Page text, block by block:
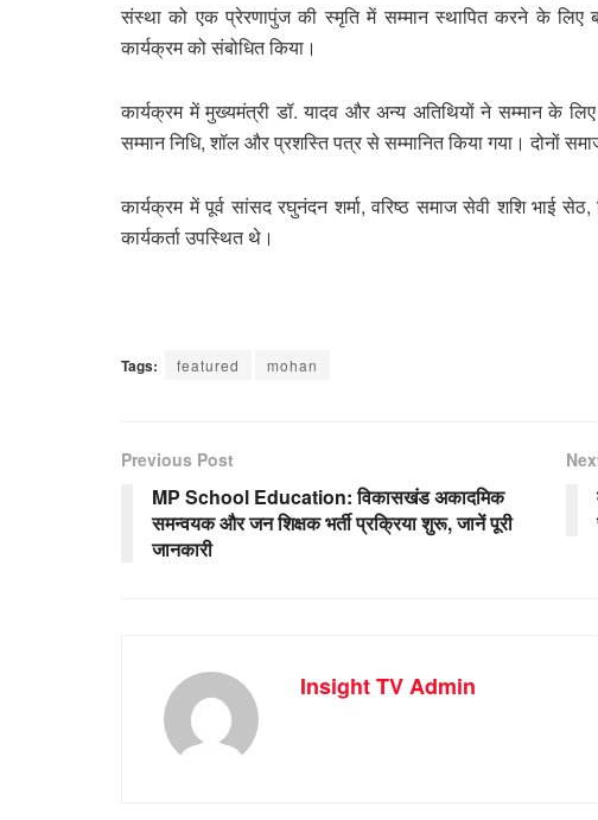
संस्था को एक प्रेरणापुंज की स्मृति में सम्मान स्थापित करने के लिए
कार्यक्रम को संबोधित किया।
कार्यक्रम में मुख्यमंत्री डॉ. यादव और अन्य अतिथियों ने सम्मान के
सम्मान निधि, शॉल और प्रशस्ति पत्र से सम्मानित किया गया। दोनों
कार्यक्रम में पूर्व सांसद रघुनंदन शर्मा, वरिष्ठ समाज सेवी शशि भाई
कार्यकर्ता उपस्थित थे।
Tags: featured mohan
Previous Post
MP School Education: विकासखंड अकादमिक
समन्वयक और जन शिक्षक भर्ती प्रक्रिया शुरू, जानें पूरी
जानकारी
Insight TV Admin